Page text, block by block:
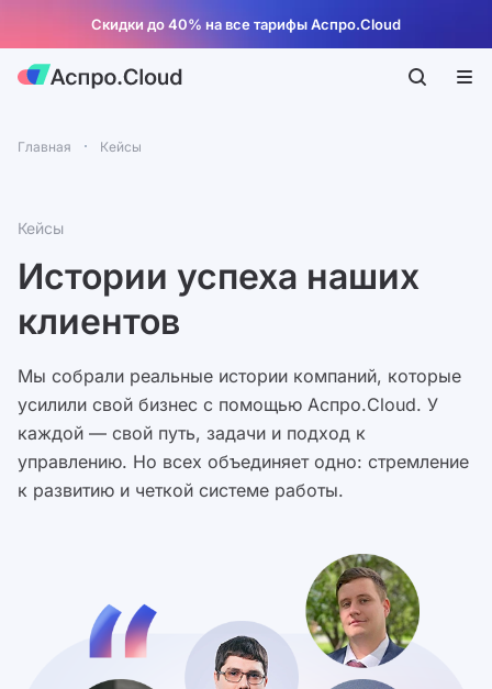
Скидки до 40% на все тарифы Аспро.Cloud
Главная Кейсы
Кейсы
Истории успеха наших
клиентов
Мы собрали реальные истории компаний, которые
усилили свой бизнес с помощью Аспро.Cloud. У
каждой — свой путь, задачи и подход к
управлению. Но всех объединяет одно: стремление
к развитию и четкой системе работы.